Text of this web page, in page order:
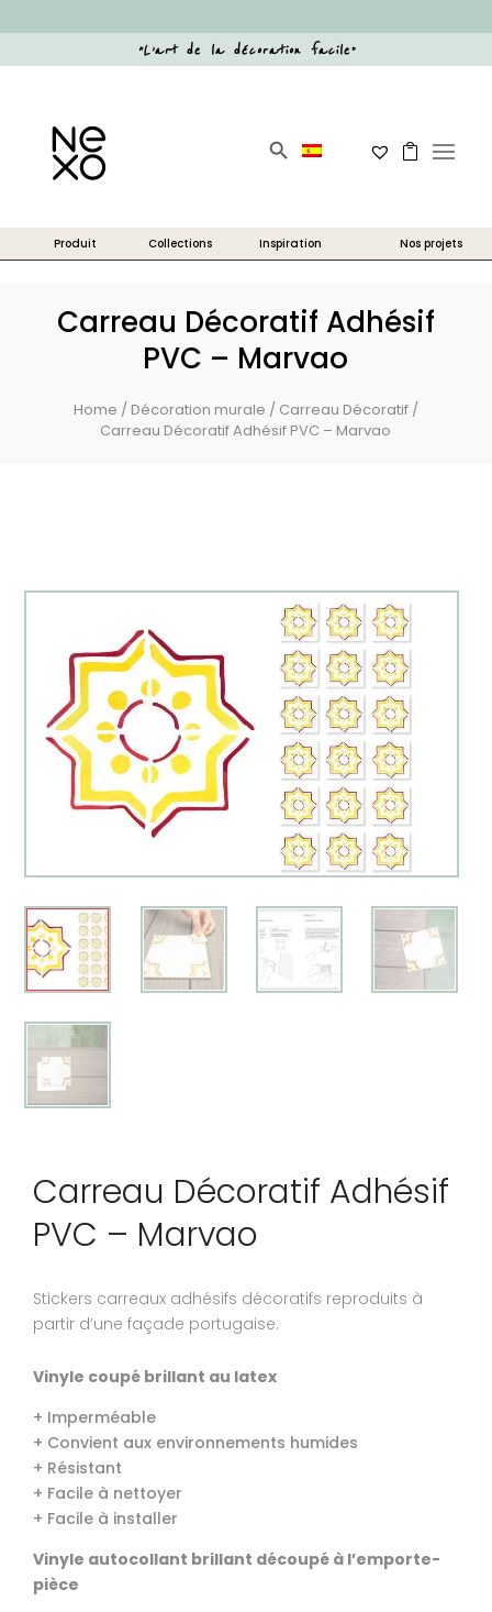
“L’art de la décoration facile”
Carreau Décoratif Adhésif
PVC – Marvao
Home / Décoration murale / Carreau Décoratif/
Carreau Décoratif Adhésif PVC – Marvao
Carreau Décoratif Adhésif
PVC – Marvao
Stickers carreaux adhésifs décoratifs reproduits à
partir d’une façade portugaise.
Vinyle coupé brillant au latex
+ Imperméable
+ Convient aux environnements humides
+ Résistant
+ Facile à nettoyer
+ Facile à installer
Vinyle autocollant brillant découpé à l’emporte-
pièce